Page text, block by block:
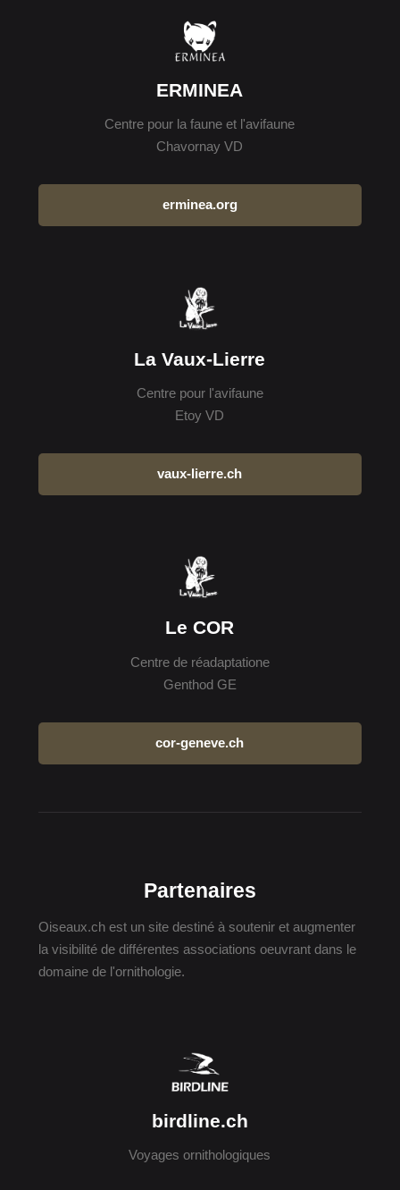
ERMINEA
Centre pour la faune et l'avifaune
Chavornay VD
erminea.org
La Vaux-Lierre
Centre pour l'avifaune
Etoy VD
vaux-lierre.ch
Le COR
Centre de réadaptatione
Genthod GE
cor-geneve.ch
Partenaires
Oiseaux.ch est un site destiné à soutenir et augmenter
la visibilité de différentes associations oeuvrant dans le
domaine de l'ornithologie.
birdline.ch
Voyages ornithologiques